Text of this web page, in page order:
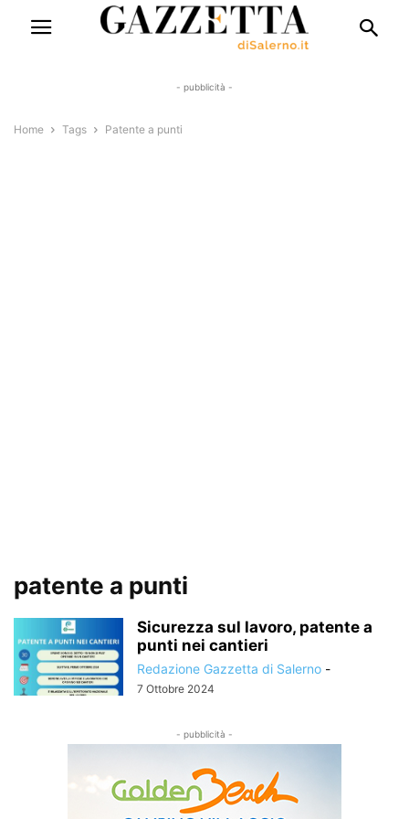
- pubblicità -
Home Tags Patente a punti
patente a punti
Sicurezza sul lavoro, patente a
punti nei cantieri
Redazione Gazzetta di Salerno -
7 Ottobre 2024
- pubblicità -